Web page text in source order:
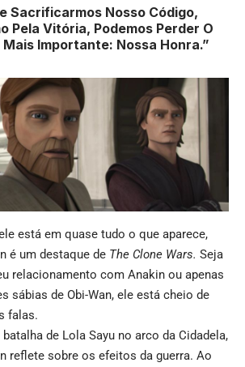
Sacrificarmos Nosso Código,
Pela Vitória, Podemos Perder O
Mais Importante: Nossa Honra.”
está em quase tudo o que aparece,
é um destaque de The Clone Wars. Seja
relacionamento com Anakin ou apenas
sábias de Obi-Wan, ele está cheio de
falas.
de Lola Sayu no arco da Cidadela,
reflete sobre os efeitos da guerra. Ao